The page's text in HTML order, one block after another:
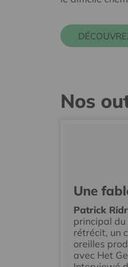
Nos
Une
Patrick
principal
rétrécit, un
oreilles
avec Het